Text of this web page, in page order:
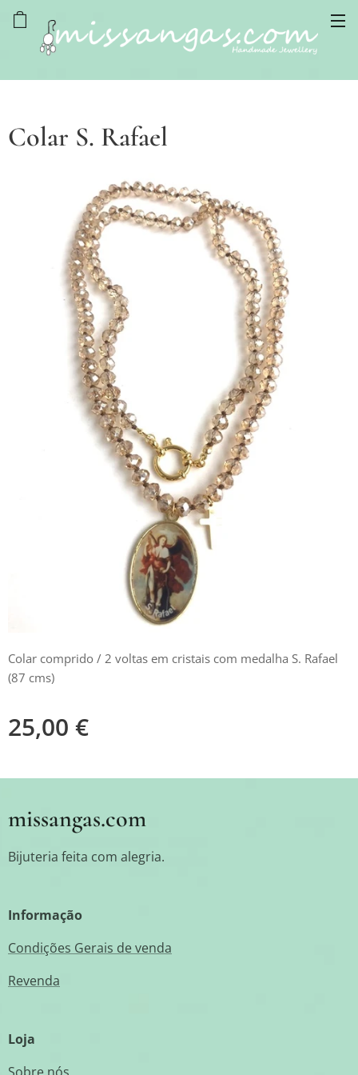
Colar S. Rafael
Colar comprido / 2 voltas em cristais com medalha S. Rafael
(87 cms)
25,00 €
missangas.com
Bijuteria feita com alegria.
Informação
Condições Gerais de venda
Revenda
Loja